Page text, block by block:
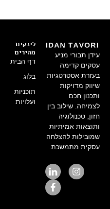
עידן תבורי מניע
עסקים קדימה
בעזרת אסטרטגיות
שיווק מדויקות
ותכנון חכם
לצמיחה. שילוב בין
חזון, טכנולוגיה
ותוצאות אמיתיות
שמובילות להצלחה
עסקית מתמשכת.
לינקים
מהירים
דף הבית
בלוג
תוכניות
ועלויות